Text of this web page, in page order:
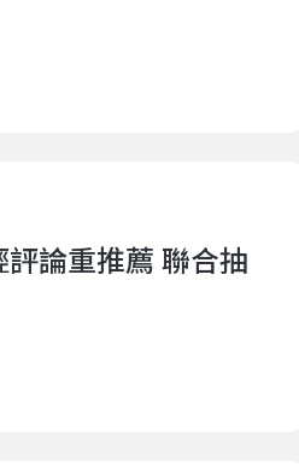
論重推薦 聯合抽